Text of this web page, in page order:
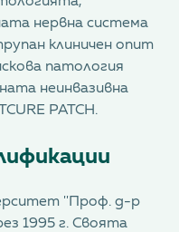
нервна система
клиничен опит
патология
неинвазивна
PATCH.
''Проф. д-р
1995 г. Своята